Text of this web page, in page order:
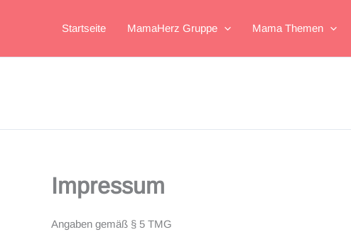
Startseite MamaHerz Gruppe Mama Themen
Impressum
Angaben gemäß § 5 TMG